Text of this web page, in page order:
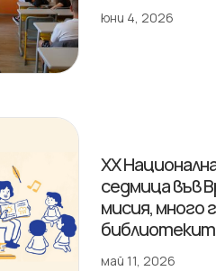
юни 4, 2026
XX
седмица във
мисия, много
май 11, 2026